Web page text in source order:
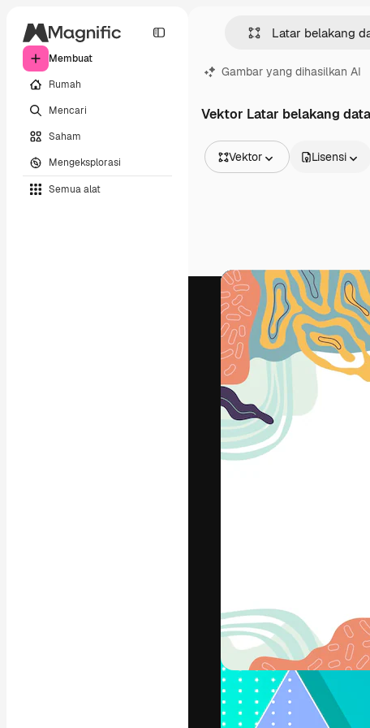
Membuat
Rumah
Mencari
Saham
Mengeksplorasi
Semua alat
Gambar yang dihasilkan AI
Vektor Latar belakang
Vektor
Video
Rekaman
Grafik gerak
Templat video
Ikon
Model 3D
Huruf
Lisensi
Platform kreatif
dari kalangan
dan studio.
Copyright © 2010-